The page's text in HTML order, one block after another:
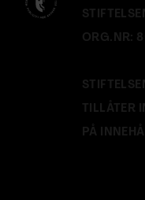
ORG.NR:
TILLÅTER
PÅ